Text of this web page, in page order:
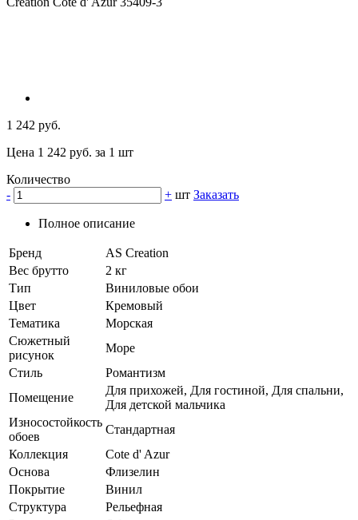
1 242 руб.
Цена 1 242 руб. за 1 шт
Количество
-
+ шт Заказать
Полное описание
Бренд
AS Creation
Вес брутто
2 кг
Тип
Виниловые обои
Цвет
Кремовый
Тематика
Морская
Сюжетный
рисунок
Море
Стиль
Романтизм
Помещение
Для прихожей, Для гостиной, Для спальни,
Для детской мальчика
Износостойкость
обоев
Стандартная
Коллекция
Cote d' Azur
Основа
Флизелин
Покрытие
Винил
Структура
Рельефная